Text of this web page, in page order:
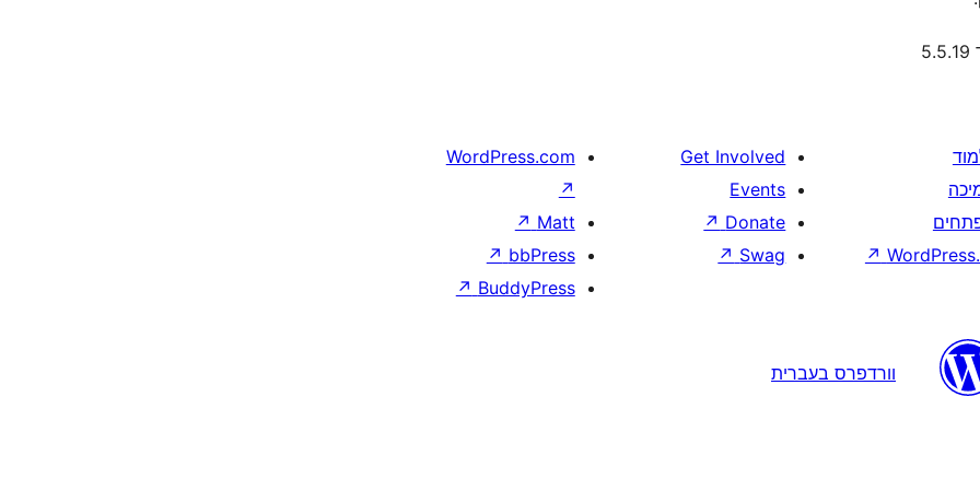
↗
Get Involved
Events
Donate
↗
Swag
↗
WordPress.com
↗
Matt
↗
bbPress
↗
BuddyPress
↗
וורדפרס בעברית